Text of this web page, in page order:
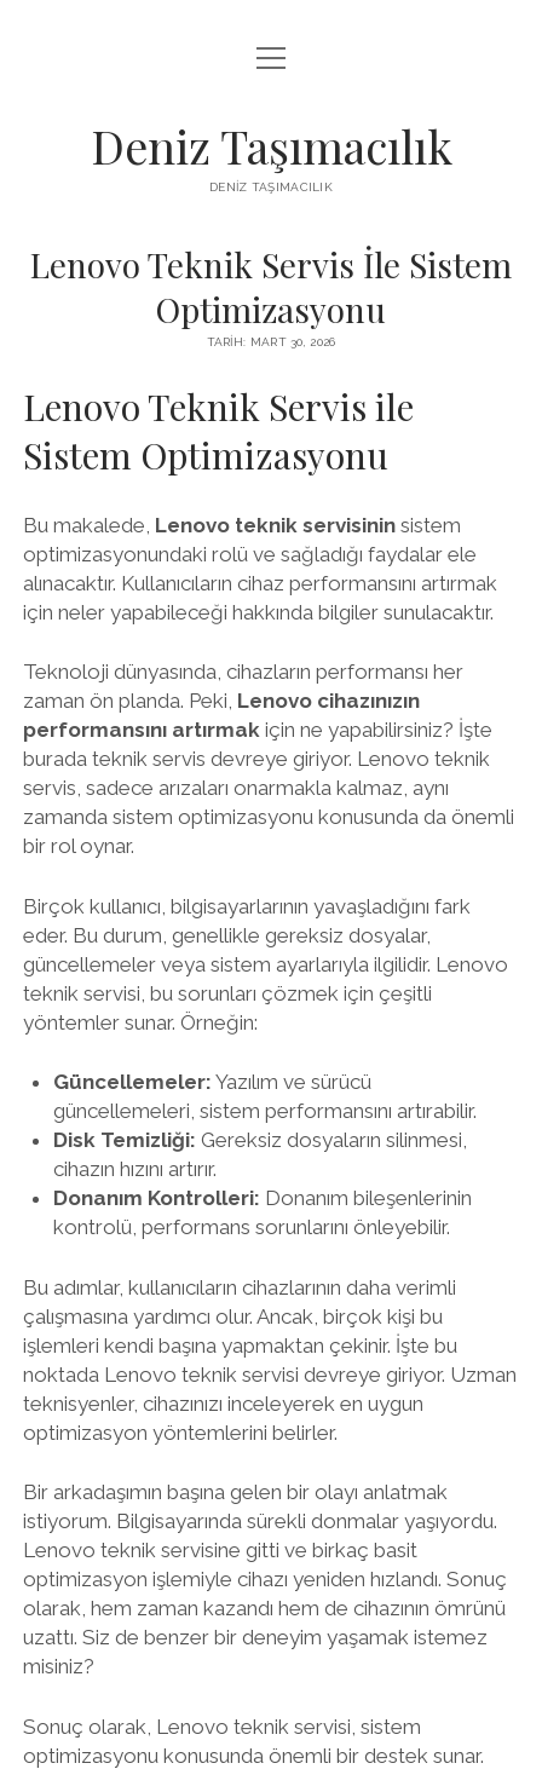
IGTV BEĞENI KASMA PARASIZ
SAYFA LISTESI
TWITTER PROFIL RESMI NASIL DEĞIŞTIRILIR
menüyü
aç
Deniz Taşımacılık
DENIZ TAŞIMACILIK
Lenovo Teknik Servis İle Sistem
Optimizasyonu
TARIH: MART 30, 2026
Lenovo Teknik Servis ile
Sistem Optimizasyonu
Bu makalede, Lenovo teknik servisininsistem
optimizasyonundaki rolü ve sağladığı faydalar ele
alınacaktır. Kullanıcıların cihaz performansını artırmak
için neler yapabileceği hakkında bilgiler sunulacaktır.
Teknoloji dünyasında, cihazların performansı her
zaman ön planda. Peki, Lenovo cihazınızın
performansını artırmakiçin ne yapabilirsiniz? İşte
burada teknik servis devreye giriyor. Lenovo teknik
servis, sadece arızaları onarmakla kalmaz, aynı
zamanda sistem optimizasyonu konusunda da önemli
bir rol oynar.
Birçok kullanıcı, bilgisayarlarının yavaşladığını fark
eder. Bu durum, genellikle gereksiz dosyalar,
güncellemeler veya sistem ayarlarıyla ilgilidir. Lenovo
teknik servisi, bu sorunları çözmek için çeşitli
yöntemler sunar. Örneğin:
Güncellemeler: Yazılım ve sürücü
güncellemeleri, sistem performansını artırabilir.
Disk Temizliği: Gereksiz dosyaların silinmesi,
cihazın hızını artırır.
Donanım Kontrolleri: Donanım bileşenlerinin
kontrolü, performans sorunlarını önleyebilir.
Bu adımlar, kullanıcıların cihazlarının daha verimli
çalışmasına yardımcı olur. Ancak, birçok kişi bu
işlemleri kendi başına yapmaktan çekinir. İşte bu
noktada Lenovo teknik servisi devreye giriyor. Uzman
teknisyenler, cihazınızı inceleyerek en uygun
optimizasyon yöntemlerini belirler.
Bir arkadaşımın başına gelen bir olayı anlatmak
istiyorum. Bilgisayarında sürekli donmalar yaşıyordu.
Lenovo teknik servisine gitti ve birkaç basit
optimizasyon işlemiyle cihazı yeniden hızlandı. Sonuç
olarak, hem zaman kazandı hem de cihazının ömrünü
uzattı. Siz de benzer bir deneyim yaşamak istemez
misiniz?
Sonuç olarak, Lenovo teknik servisi, sistem
optimizasyonu konusunda önemli bir destek sunar.